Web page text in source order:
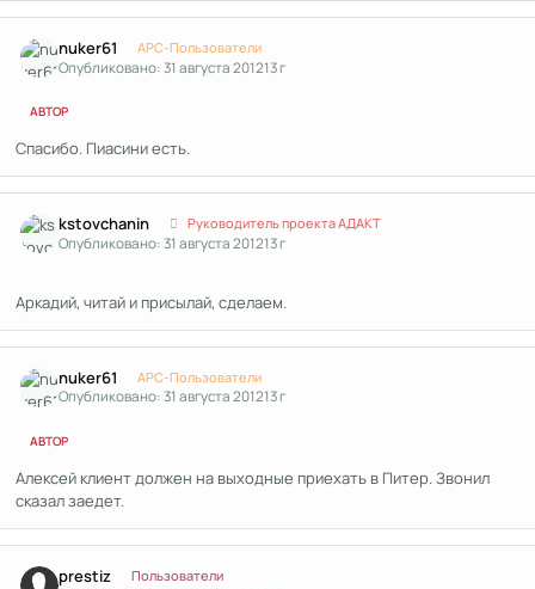
nuker61 APC-Пользователи
Опубликовано:31 августа 201213 г
АВТОР
Спасибо. Пиасини есть.
kstоvchanin Руководитель проекта АДАКТ
Опубликовано:31 августа 201213 г
Аркадий, читай и присылай, сделаем.
nuker61 APC-Пользователи
Опубликовано:31 августа 201213 г
АВТОР
Алексей клиент должен на выходные приехать в Питер. Звонил
сказал заедет.
prestiz Пользователи